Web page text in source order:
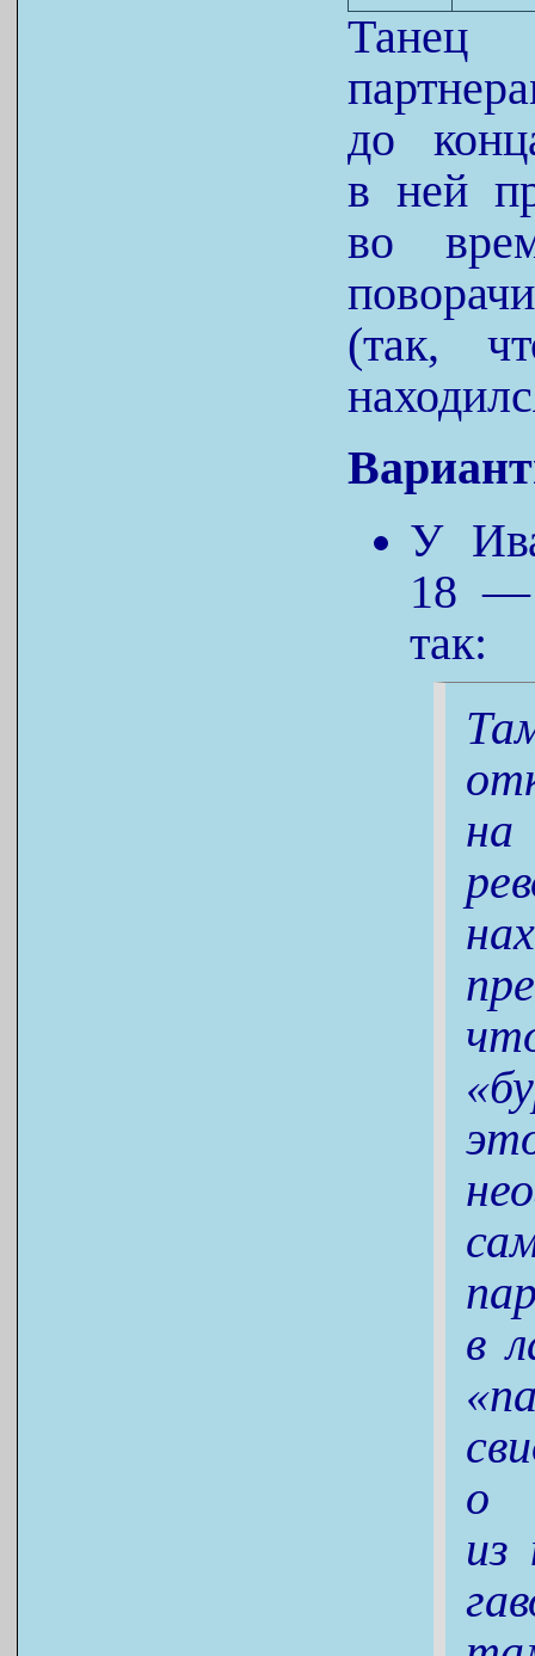
Танец
до
в ней
во
(так,
У
18 —
так:
на
в
о
из